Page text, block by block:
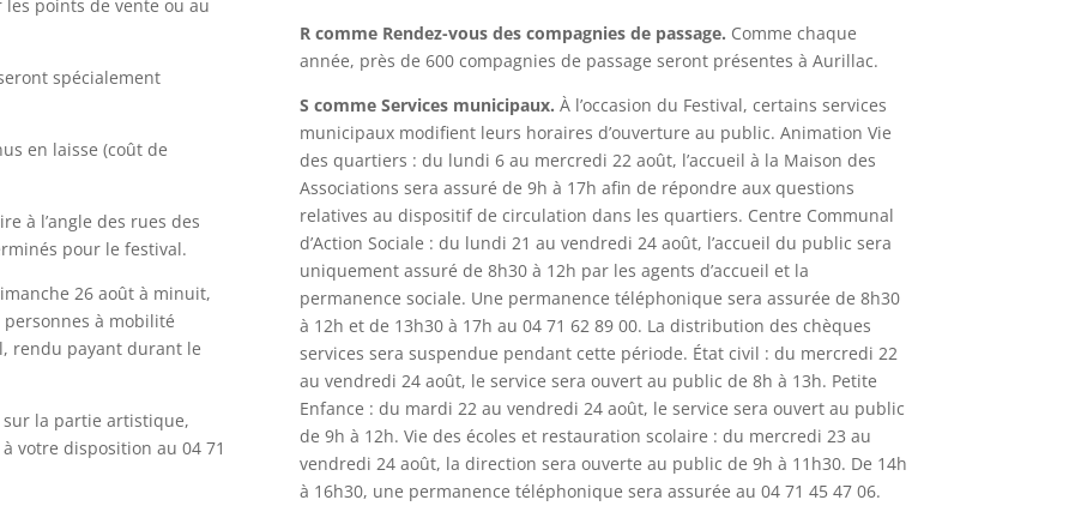
points de vente ou au
spécialement
en laisse (coût de
à l’angle des rues des
pour le festival.
26 août à minuit,
à mobilité
rendu payant durant le
la partie artistique,
votre disposition au 04 71
R comme Rendez-vous des compagnies de passage. Comme chaque
année, près de 600 compagnies de passage seront présentes à Aurillac.
S comme Services municipaux. À l’occasion du Festival, certains services
municipaux modifient leurs horaires d’ouverture au public. Animation Vie
des quartiers : du lundi 6 au mercredi 22 août, l’accueil à la Maison des
Associations sera assuré de 9h à 17h afin de répondre aux questions
relatives au dispositif de circulation dans les quartiers. Centre Communal
d’Action Sociale : du lundi 21 au vendredi 24 août, l’accueil du public sera
uniquement assuré de 8h30 à 12h par les agents d’accueil et la
permanence sociale. Une permanence téléphonique sera assurée de 8h30
à 12h et de 13h30 à 17h au 04 71 62 89 00. La distribution des chèques
services sera suspendue pendant cette période. État civil : du mercredi 22
au vendredi 24 août, le service sera ouvert au public de 8h à 13h. Petite
Enfance : du mardi 22 au vendredi 24 août, le service sera ouvert au public
de 9h à 12h. Vie des écoles et restauration scolaire : du mercredi 23 au
vendredi 24 août, la direction sera ouverte au public de 9h à 11h30. De 14h
à 16h30, une permanence téléphonique sera assurée au 04 71 45 47 06.